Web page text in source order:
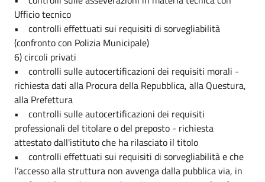
Ufficio tecnico
• controlli effettuati sui requisiti di sorvegliabilità
(confronto con Polizia Municipale)
6) circoli privati
• controlli sulle autocertificazioni dei requisiti morali -
richiesta dati alla Procura della Repubblica, alla Questura,
alla Prefettura
• controlli sulle autocertificazioni dei requisiti
professionali del titolare o del preposto - richiesta
attestato dall'istituto che ha rilasciato il titolo
• controlli effettuati sui requisiti di sorvegliabilità e che
l’accesso alla struttura non avvenga dalla pubblica via, in